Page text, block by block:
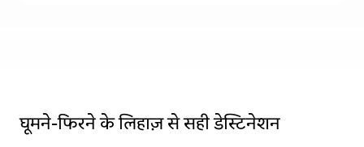
घूमने-फिरने के लिहाज़ से सही डेस्टिनेशन